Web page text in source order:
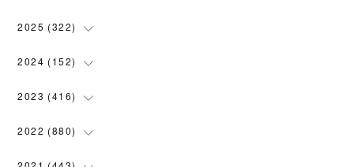
(15)
(102
( 110
( 119
2025 (322)
(90)
( 100
(74)
( 4 )
2024 (152)
(5 )
(5)
( 7 )
2023 (416)
(28)
( 58)
2022 (880)